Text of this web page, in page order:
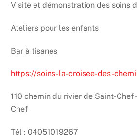
Visite et démonstration des soins
Ateliers pour les enfants
Bar à tisanes
https://soins-la-croisee-des-
110 chemin du rivier de Saint-Chef
Chef
Tél : 04051019267